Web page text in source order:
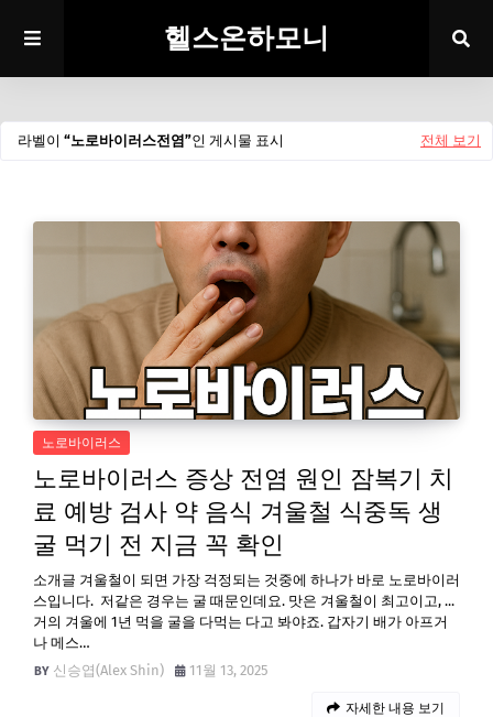
헬스온하모니
라벨이 노로바이러스전염 인 게시물 표시 전체 보기
노로바이러스
노로바이러스 증상 전염 원인 잠복기 치
료 예방 검사 약 음식 겨울철 식중독 생
굴 먹기 전 지금 꼭 확인
소개글 겨울철이 되면 가장 걱정되는 것중에 하나가 바로 노로바이러
스입니다. 저같은 경우는 굴 때문인데요. 맛은 겨울철이 최고이고, ...
거의 겨울에 1년 먹을 굴을 다먹는 다고 봐야죠. 갑자기 배가 아프거
나 메스…
신승엽(Alex Shin)
11월 13, 2025
자세한 내용 보기